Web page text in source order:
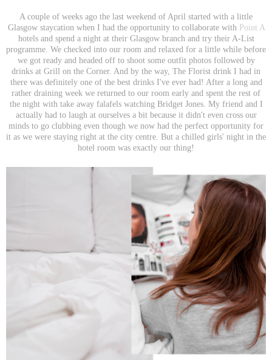
A couple of weeks ago the last weekend of April started with a little
Glasgow staycation when I had the opportunity to collaborate with Point A
hotels and spend a night at their Glasgow branch and try their A-List
programme. We checked into our room and relaxed for a little while before
we got ready and headed off to shoot some outfit photos followed by
drinks at Grill on the Corner. And by the way, The Florist drink I had in
there was definitely one of the best drinks I've ever had! After a long and
rather draining week we returned to our room early and spent the rest of
the night with take away falafels watching Bridget Jones. My friend and I
actually had to laugh at ourselves a bit because it didn't even cross our
minds to go clubbing even though we now had the perfect opportunity for
it as we were staying right at the city centre. But a chilled girls' night in the
hotel room was exactly our thing!